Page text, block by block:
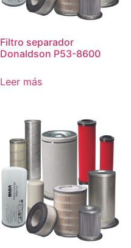
Filtro separador
Donaldson P53-8600
Leer más